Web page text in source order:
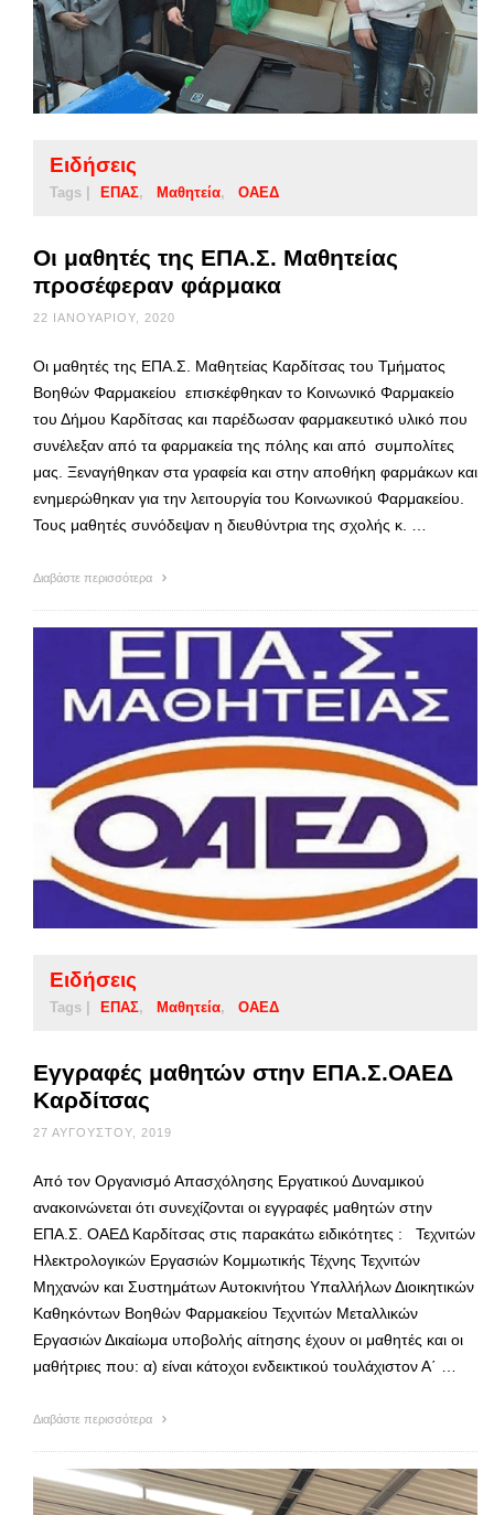
Ειδήσεις
Tags | ΕΠΑΣ Μαθητεία ΟΑΕΔ
Οι μαθητές της ΕΠΑ.Σ. Μαθητείας
προσέφεραν φάρμακα
22 ΙΑΝΟΥΑΡΊΟΥ, 2020
Οι μαθητές της ΕΠΑ.Σ. Μαθητείας Καρδίτσας του Τμήματος
Βοηθών Φαρμακείου επισκέφθηκαν το Κοινωνικό Φαρμακείο
του Δήμου Καρδίτσας και παρέδωσαν φαρμακευτικό υλικό που
συνέλεξαν από τα φαρμακεία της πόλης και από συμπολίτες
μας. Ξεναγήθηκαν στα γραφεία και στην αποθήκη φαρμάκων και
ενημερώθηκαν για την λειτουργία του Κοινωνικού Φαρμακείου.
Τους μαθητές συνόδεψαν η διευθύντρια της σχολής κ. …
Διαβάστε περισσότερα
Ειδήσεις
Tags | ΕΠΑΣ Μαθητεία ΟΑΕΔ
Eγγραφές μαθητών στην ΕΠΑ.Σ.ΟΑΕΔ
Καρδίτσας
27 ΑΥΓΟΎΣΤΟΥ, 2019
Από τον Οργανισμό Απασχόλησης Εργατικού Δυναμικού
ανακοινώνεται ότι συνεχίζονται οι εγγραφές μαθητών στην
ΕΠΑ.Σ. ΟΑΕΔ Καρδίτσας στις παρακάτω ειδικότητες : Τεχνιτών
Ηλεκτρολογικών Εργασιών Κομμωτικής Τέχνης Τεχνιτών
Μηχανών και Συστημάτων Αυτοκινήτου Υπαλλήλων Διοικητικών
Καθηκόντων Βοηθών Φαρμακείου Τεχνιτών Μεταλλικών
Εργασιών Δικαίωμα υποβολής αίτησης έχουν οι μαθητές και οι
μαθήτριες που: α) είναι κάτοχοι ενδεικτικού τουλάχιστον Α΄ …
Διαβάστε περισσότερα